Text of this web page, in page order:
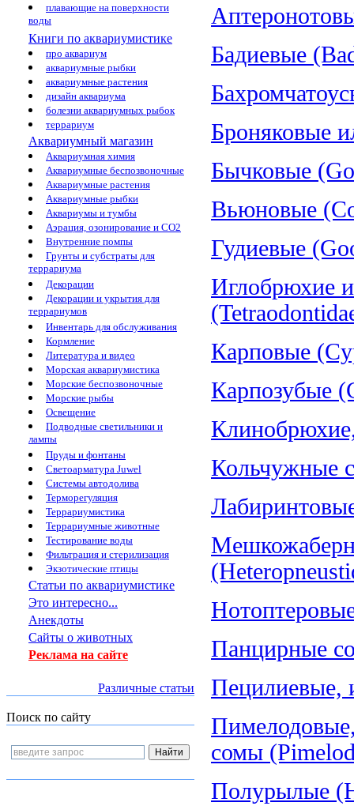
плавающие на поверхности
воды
Книги по аквариумистике
про аквариум
аквариумные рыбки
аквариумные растения
дизайн аквариума
болезни аквариумных рыбок
террариум
Аквариумный магазин
Аквариумная химия
Аквариумные беспозвоночные
Аквариумные растения
Аквариумные рыбки
Аквариумы и тумбы
Аэрация, озонирование и CO2
Внутренние помпы
Грунты и субстраты для
террариума
Декорации
Декорации и укрытия для
террариумов
Инвентарь для обслуживания
Кормление
Литература и видео
Морская аквариумистика
Морские беспозвоночные
Морские рыбы
Освещение
Подводные светильники и
лампы
Пруды и фонтаны
Светоарматура Juwel
Системы автодолива
Терморегуляция
Террариумистика
Террариумные животные
Тестирование воды
Фильтрация и стерилизация
Экзотические птицы
Статьи по аквариумистике
Это интересно...
Анекдоты
Сайты о животных
Реклама на сайте
Различные статьи
Поиск по сайту
Бадиевые
Броняковые
Бычковые
Вьюновые
Гудиевые
Иглобрюхие
Карповые
Карпозубые
Кольчужные
Панцирные
Пецилиевые,
сомы
Полурылые